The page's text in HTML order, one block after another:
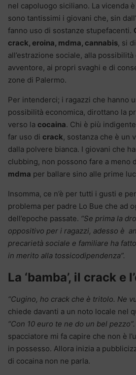
nel capoluogo siciliano. La vicenda
sono tantissimi i giovani che, sin
fanno uso di sostanze stupefacenti.
crack, eroina, mdma, cannabis, si
all’estrazione sociale, alla
avventore, ai propri svaghi e di
zone di Palermo.
Per intenderci; i ragazzi che hanno
possibilità economica, dirottano la
verso la cocaina. Chi è più
far uso di crack, sostanza che è un
dalla polvere bianca. I giovani che
clubbing, non possono fare a meno
mdma per ballare sino alle prime
Insomma, ce n’è per tutti i gusti e
problema per padre Lo Bue che ad
dell’epoche passate. “Se prima la
oppositivo per i ragazzi, adesso è
precarietà sociale e familiare ha
in merito alla tossicodipendenza”.
La ‘bamba’, il crack e
“Cugino, ho crack che è tritolo. Ne
chiede davanti a un noto locale nel
“Con 10 euro te ne do un bel pezzo”.
spacciatore mi fa capire che non è
in possesso. Allora inizia a
di cocaina non ne parla.